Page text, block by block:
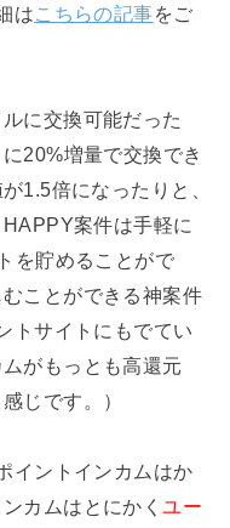
はこちらの記事をご
に交換可能だった
20%増量で交換でき
1.5倍になったりと、
案件は手軽に
を貯めることがで
ことができる神案件
トサイトにもでてい
がもっとも高還元
じです。）
イントインカムはか
カムはとにかく ユー